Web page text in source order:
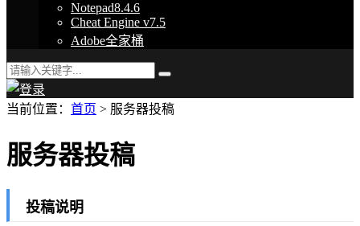
Notepad8.4.6
Cheat Engine v7.5
Adobe全家桶
当前位置： 首页 > 服务器投稿
服务器投稿
投稿说明